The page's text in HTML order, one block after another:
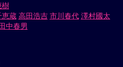
樹
恵蔵 高田浩吉 市川春代 澤村國太
中春男